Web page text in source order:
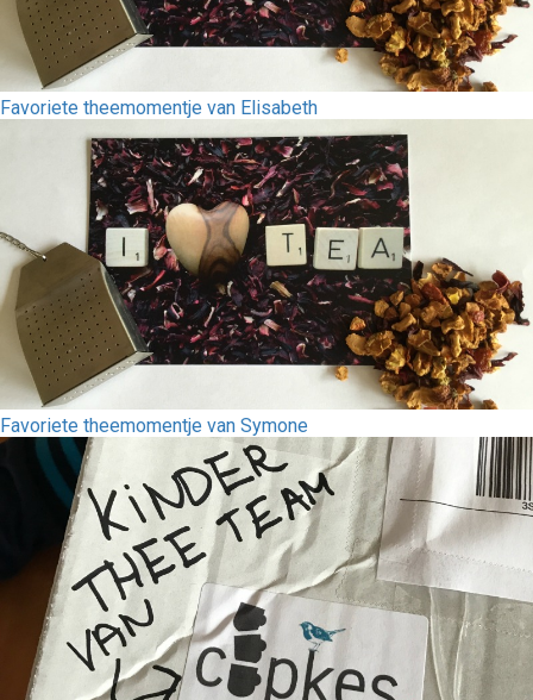
Favoriete theemomentje van Elisabeth
Favoriete theemomentje van Symone